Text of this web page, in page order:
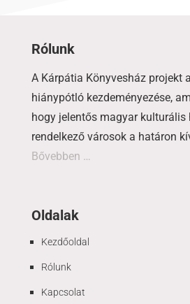
Rólunk
A Kárpátia Könyvesház projekt
hiánypótló kezdeményezése,
hogy jelentős magyar
rendelkező városok a határon
Bővebben …
Oldalak
Kezdőoldal
Rólunk
Kapcsolat